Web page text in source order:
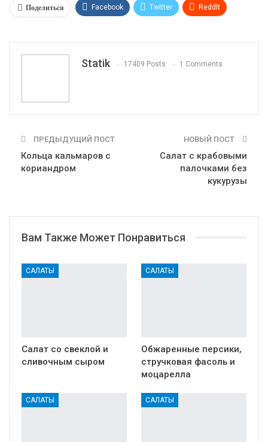
Поделиться Facebook Twitter ReddIt
Statik 17409 Posts 1 Comments
ПРЕДЫДУЩИЙ ПОСТ
Кольца кальмаров с
кориандром
НОВЫЙ ПОСТ
Салат с крабовыми
палочками без
кукурузы
Вам Также Может Понравиться
САЛАТЫ
Салат со свеклой и
сливочным сыром
САЛАТЫ
Обжаренные персики,
стручковая фасоль и
моцарелла
САЛАТЫ САЛАТЫ